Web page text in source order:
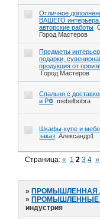
Отличное
ВАШЕГО интерьера
авторские работы
Город Мастеров
Предметы
подарки,
продукция от
Город Мастеров
Спальня с
и РФ mebelbobra
Шкафы-купе и
заказ Александр1
Страница:« 1 2 3 4 »
» ПРОМЫШЛЕННАЯ
» ПРОМЫШЛЕННЫЕ
индустрия